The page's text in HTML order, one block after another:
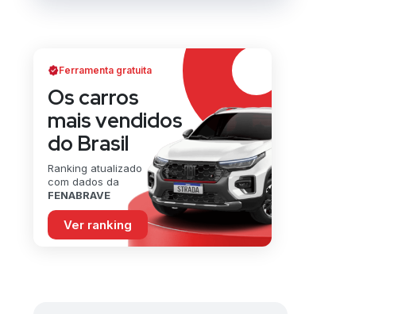
Ferramenta gratuita
Os carros
mais vendidos
do Brasil
Ranking atualizado
com dados da
FENABRAVE
Ver ranking